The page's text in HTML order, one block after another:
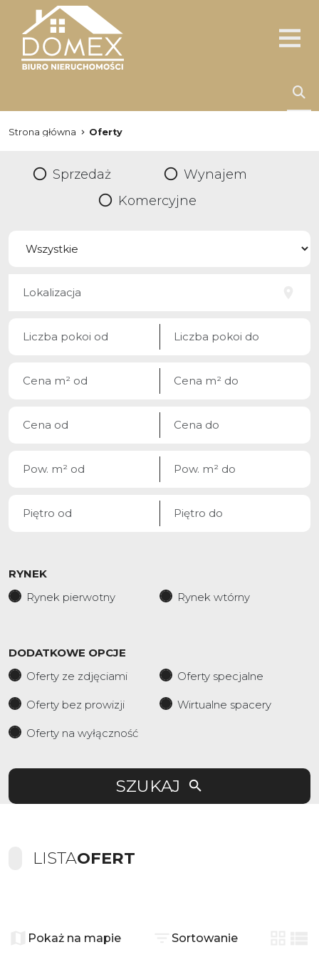
Strona główna Oferty
Sprzedaż
Wynajem
Komercyjne
RYNEK
Rynek pierwotny
Rynek wtórny
DODATKOWE OPCJE
Oferty ze zdjęciami
Oferty specjalne
Oferty bez prowizji Wirtualne spacery
Oferty na wyłączność
SZUKAJ
LISTAOFERT
−
Pokaż na mapie Sortowanie